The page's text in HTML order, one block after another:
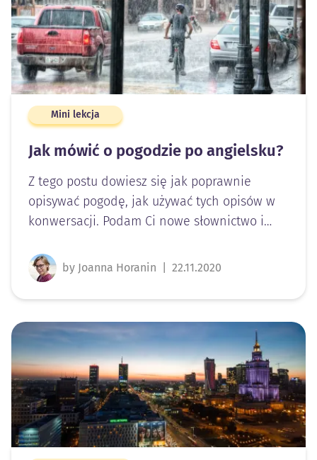
Mini lekcja
Jak mówić o pogodzie po angielsku?
Z tego postu dowiesz się jak poprawnie
opisywać pogodę, jak używać tych opisów w
konwersacji. Podam Ci nowe słownictwo i…
by Joanna Horanin 22.11.2020